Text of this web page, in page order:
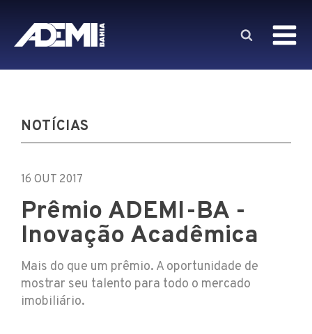
NOTÍCIAS
16 OUT 2017
Prêmio ADEMI-BA -
Inovação Acadêmica
Mais do que um prêmio. A oportunidade de
mostrar seu talento para todo o mercado
imobiliário.